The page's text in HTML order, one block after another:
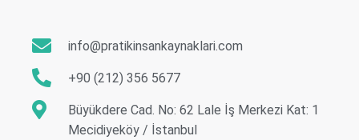
info@pratikinsankaynaklari.com
+90 (212) 356 5677
Büyükdere Cad. No: 62 Lale İş Merkezi Kat: 1
Mecidiyeköy / İstanbul